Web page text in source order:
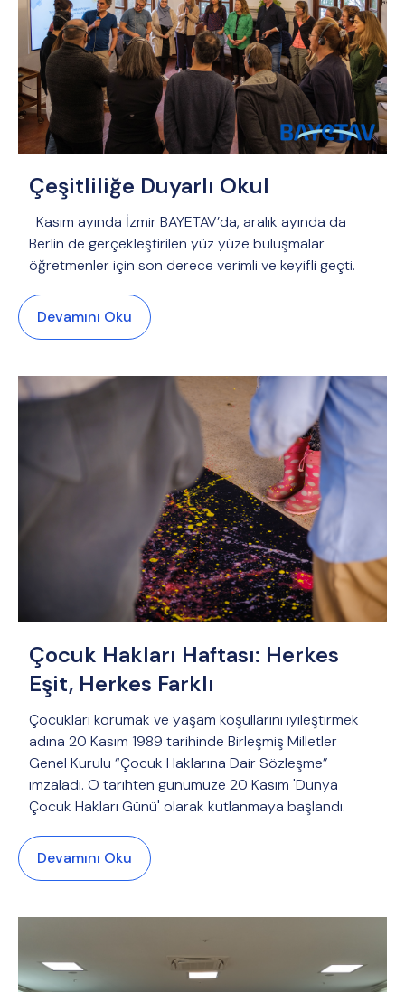
Çeşitliliğe Duyarlı Okul
Kasım ayında İzmir BAYETAV’da, aralık ayında da
Berlin de gerçekleştirilen yüz yüze buluşmalar
öğretmenler için son derece verimli ve keyifli geçti.
Devamını Oku
Çocuk Hakları Haftası: Herkes
Eşit, Herkes Farklı
Çocukları korumak ve yaşam koşullarını iyileştirmek
adına 20 Kasım 1989 tarihinde Birleşmiş Milletler
Genel Kurulu “Çocuk Haklarına Dair Sözleşme”
imzaladı. O tarihten günümüze 20 Kasım 'Dünya
Çocuk Hakları Günü' olarak kutlanmaya başlandı.
Devamını Oku